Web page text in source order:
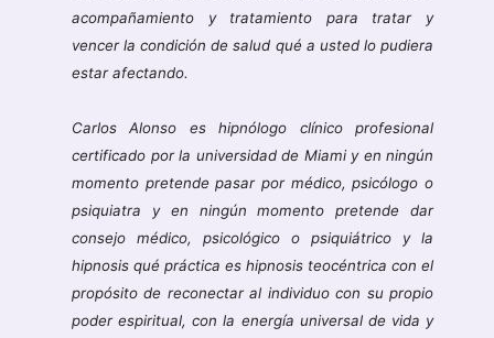
acompañamiento y tratamiento para tratar y
vencer la condición de salud qué a usted lo pudiera
estar afectando.
Carlos Alonso es hipnólogo clínico profesional
certificado por la universidad de Miami y en ningún
momento pretende pasar por médico, psicólogo o
psiquiatra y en ningún momento pretende dar
consejo médico, psicológico o psiquiátrico y la
hipnosis qué práctica es hipnosis teocéntrica con el
propósito de reconectar al individuo con su propio
poder espiritual, con la energía universal de vida y